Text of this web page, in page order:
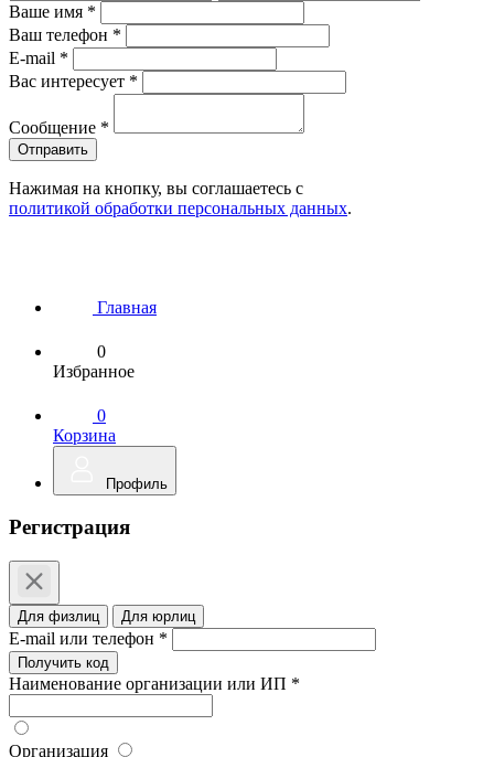
Ваше имя *
Ваш телефон *
E-mail *
Вас интересует *
Сообщение *
Нажимая на кнопку, вы соглашаетесь с
политикой обработки персональных данных.
Главная
0
Избранное
0
Корзина
Профиль
Регистрация
Для физлиц Для юрлиц
E-mail или телефон *
Получить код
Наименование организации или ИП *
Организация